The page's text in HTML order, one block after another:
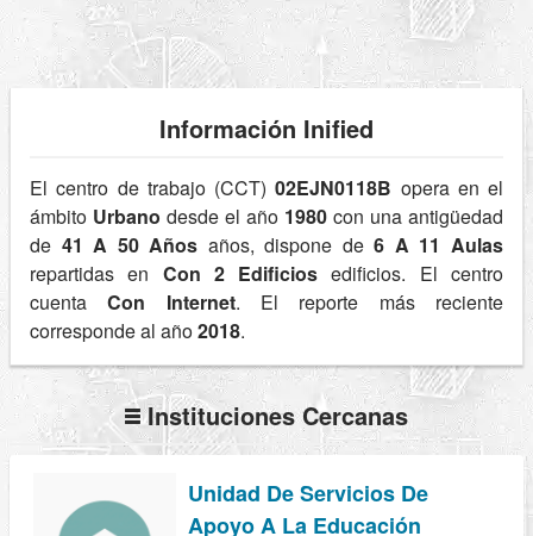
Información Inified
El centro de trabajo (CCT)02EJN0118B opera en el
ámbito Urbano desde el año 1980 con una antigüedad
de 41 A 50 Años años, dispone de6 A 11 Aulas
repartidas en Con 2 Edificios edificios. El centro
cuentaCon Internet. El reporte más reciente
corresponde al año2018.
Instituciones Cercanas
Unidad De Servicios De
Apoyo A La Educación